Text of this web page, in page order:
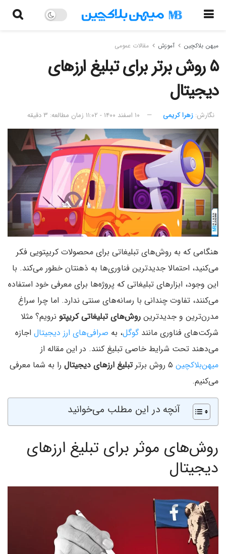
میهن بلاکچین آموزش مقالات عمومی
۵ روش برتر برای تبلیغ ارزهای
دیجیتال
نگارش:‌ زهرا کریمی ۱۰ اسفند ۱۴۰۰ - ۱۱:۰۲ زمان مطالعه: ۳ دقیقه
هنگامی که به روش‌های تبلیغاتی برای محصولات کریپتویی فکر
می‌کنید، احتمالا جدیدترین فناوری‌ها به ذهنتان خطور می‌کند. با
این وجود، ابزارهای تبلیغاتی که پروژه‌ها برای معرفی خود استفاده
می‌کنند، تفاوت چندانی با رسانه‌های سنتی ندارد. اما چرا سراغ
مدرن‌ترین و جدیدترین روش‌های تبلیغاتی کریپتو نرویم؟ مثلا
شرکت‌های فناوری مانندگوگل، به صرافی‌های ارز دیجیتال اجازه
می‌دهند تحت شرایط خاصی تبلیغ کنند. در این مقاله از
میهن‌بلاکچین
تبلیغ ارزهای دیجیتال را به شما معرفی
می‌کنیم.
آنچه در این مطلب می‌خوانید
روش‌های موثر برای تبلیغ ارزهای
دیجیتال